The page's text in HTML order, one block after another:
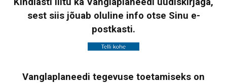
sest siis jõuab oluline info otse Sinu e-
postkasti.
Vanglaplaneedi tegevuse toetamiseks on